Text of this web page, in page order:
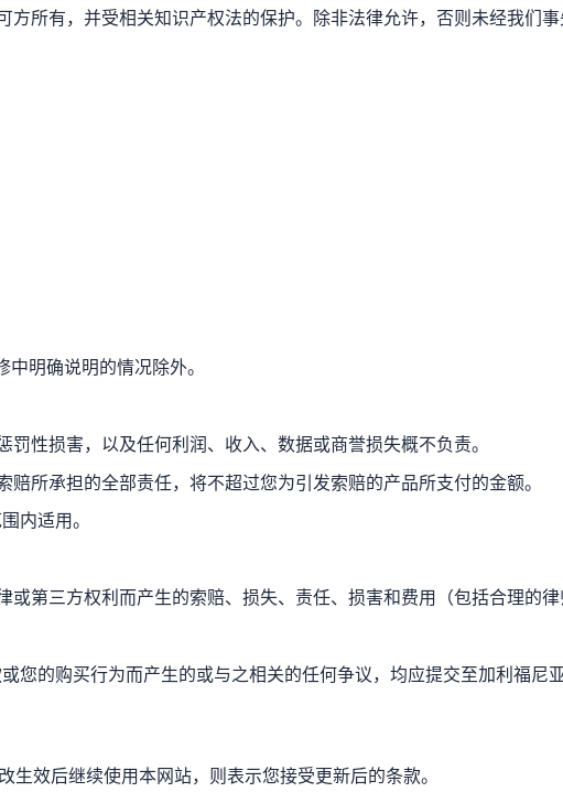
所有，并受相关知识产权法的保护。除非法律允许，否则未经我们
明确说明的情况除外。
性损害，以及任何利润、收入、数据或商誉损失概不负责。
所承担的全部责任，将不超过您为引发索赔的产品所支付的金额。
内适用。
第三方权利而产生的索赔、损失、责任、损害和费用（包括合理的律
您的购买行为而产生的或与之相关的任何争议，均应提交至加利福尼
效后继续使用本网站，则表示您接受更新后的条款。